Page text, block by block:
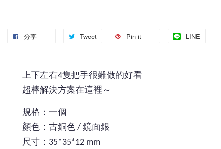
分享 Tweet Pin it LINE
上下左右4隻把手很難做的好看
超棒解決方案在這裡～
規格：一個
顏色：古銅色 / 鏡面銀
尺寸：35*35*12 mm